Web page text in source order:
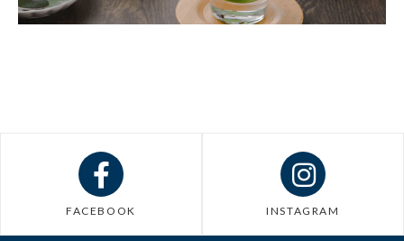
FACEBOOK INSTAGRAM